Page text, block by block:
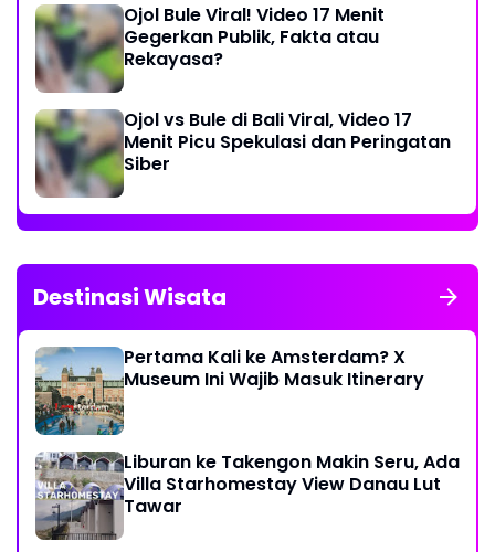
Ojol Bule Viral! Video 17 Menit
Gegerkan Publik, Fakta atau
Rekayasa?
Ojol vs Bule di Bali Viral, Video 17
Menit Picu Spekulasi dan Peringatan
Siber
Destinasi Wisata
Pertama Kali ke Amsterdam? X
Museum Ini Wajib Masuk Itinerary
Liburan ke Takengon Makin Seru, Ada
Villa Starhomestay View Danau Lut
Tawar